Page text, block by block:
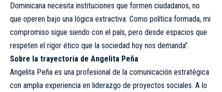
Dominicana necesita instituciones que formen ciudadanos, no
que operen bajo una lógica extractiva. Como política formada, mi
compromiso sigue siendo con el país, pero desde espacios que
respeten el rigor ético que la sociedad hoy nos demanda”.
Sobre la trayectoria de Angelita Peña
Angelita Peña es una profesional de la comunicación estratégica
con amplia experiencia en liderazgo de proyectos sociales. A lo